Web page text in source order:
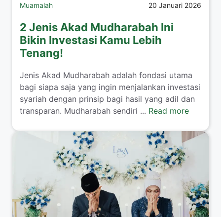
Muamalah 20 Januari 2026
2 Jenis Akad Mudharabah Ini
Bikin Investasi Kamu Lebih
Tenang!
​Jenis Akad Mudharabah adalah fondasi utama
bagi siapa saja yang ingin menjalankan investasi
syariah dengan prinsip bagi hasil yang adil dan
transparan. Mudharabah sendiri ... Read more